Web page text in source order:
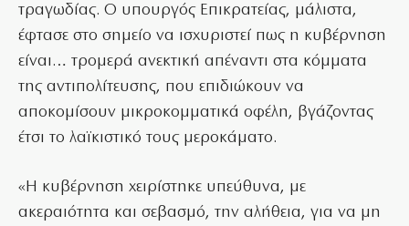
τραγωδίας. Ο υπουργός Επικρατείας, μάλιστα,
έφτασε στο σημείο να ισχυριστεί πως η κυβέρνηση
είναι… τρομερά ανεκτική απέναντι στα κόμματα
της αντιπολίτευσης, που επιδιώκουν να
αποκομίσουν μικροκομματικά οφέλη, βγάζοντας
έτσι το λαϊκιστικό τους μεροκάματο.
«Η κυβέρνηση χειρίστηκε υπεύθυνα, με
ακεραιότητα και σεβασμό, την αλήθεια, για να μη